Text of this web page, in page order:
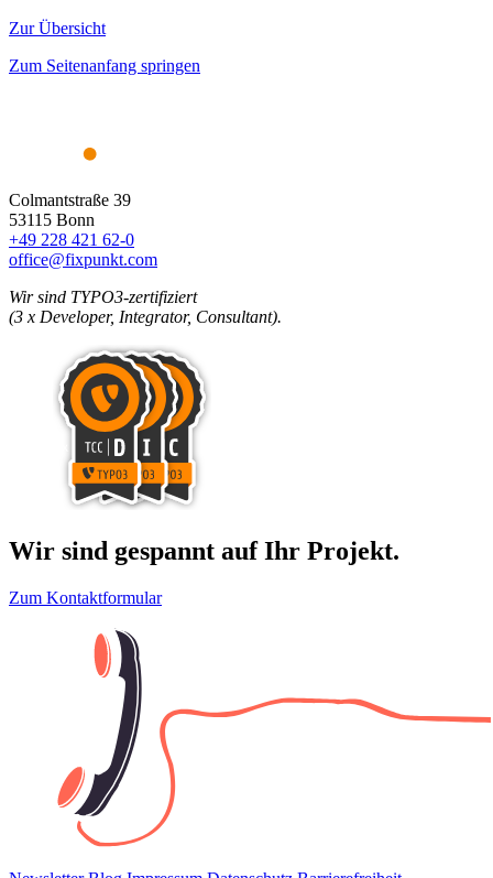
Zur Übersicht
Zum Seitenanfang springen
Colmantstraße 39
53115 Bonn
+49 228 421 62-0
office@fixpunkt.com
Wir sind TYPO3-zertifiziert
(3 x Developer, Integrator, Consultant).
Wir sind gespannt auf Ihr Projekt.
Zum Kontaktformular